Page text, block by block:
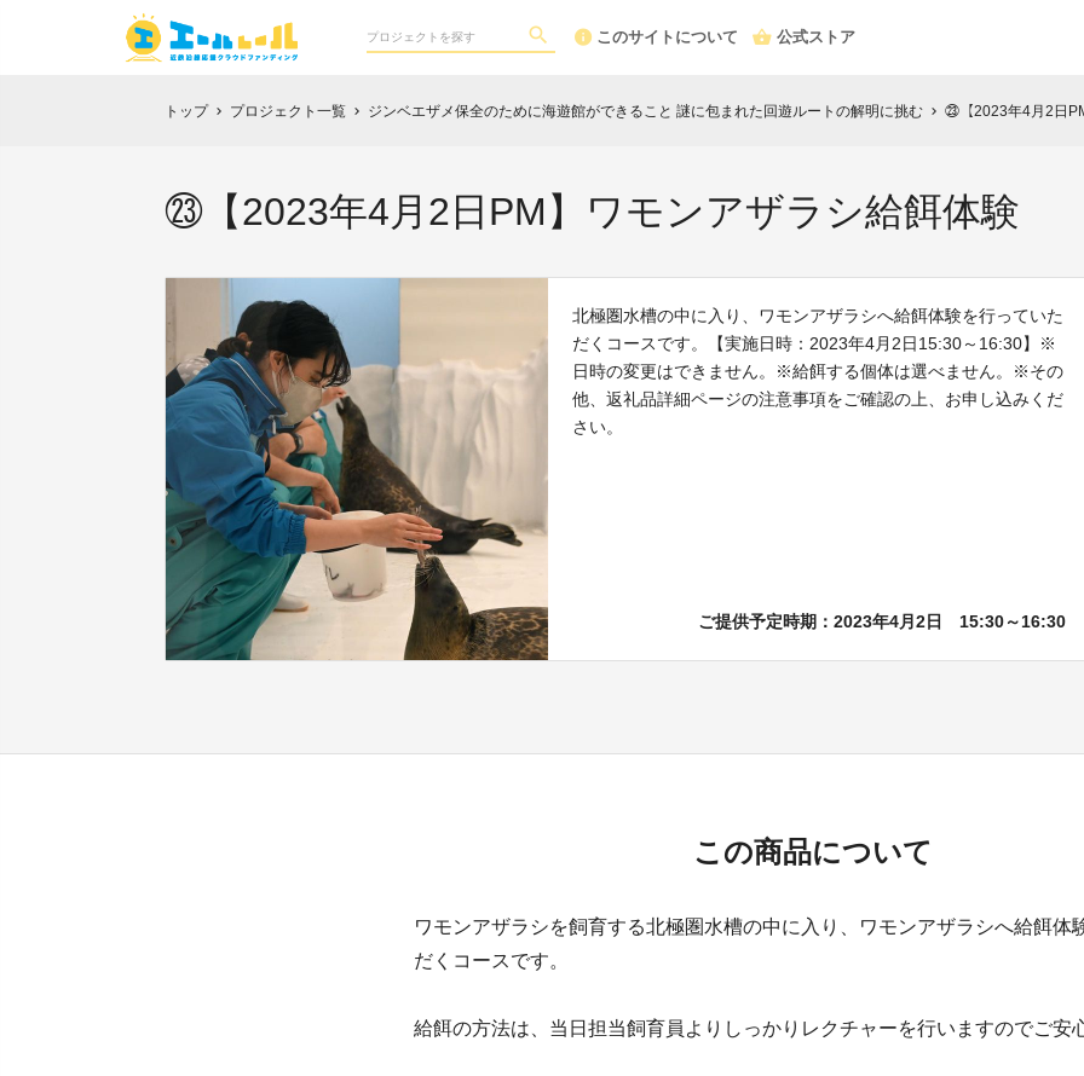
このサイトについて 公式ストア
トップ chevron_right プロジェクト一覧 chevron_right ジンベエザメ保全のために海遊館ができること 謎に包まれた回遊ルートの解明に挑む chevron_right ㉓【2023年4月2日
㉓【2023年4月2日PM】ワモンアザラシ給餌体験
北極圏水槽の中に入り、ワモンアザラシへ給餌体験を行っていた
だくコースです。【実施日時：2023年4月2日15:30～16:30】※
日時の変更はできません。※給餌する個体は選べません。※その
他、返礼品詳細ページの注意事項をご確認の上、お申し込みくだ
さい。
ご提供予定時期：2023年4月2日 15:30～16:30
この商品について
ワモンアザラシを飼育する北極圏水槽の中に入り、ワモンアザラシへ給餌体
だくコースです。
給餌の方法は、当日担当飼育員よりしっかりレクチャーを行いますのでご安